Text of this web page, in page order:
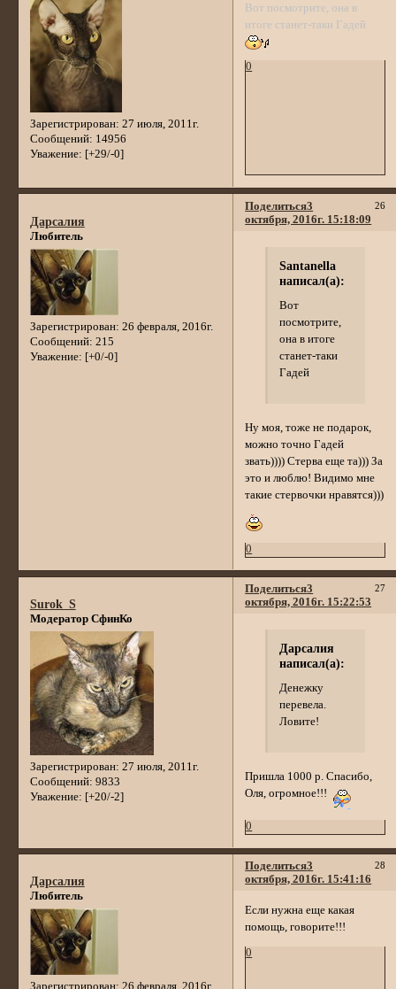
Зарегистрирован: 27 июля, 2011г.
Сообщений: 14956
Уважение: [+29/-0]
Вот посмотрите, она в
итоге станет-таки Гадей
0
Поделиться 26
3
октября, 2016г. 15:18:09
Дарсалия
Любитель
Зарегистрирован: 26 февраля, 2016г.
Сообщений: 215
Уважение: [+0/-0]
Santanella
написал(а):
Вот
посмотрите,
она в итоге
станет-таки
Гадей
Ну моя, тоже не подарок,
можно точно Гадей
звать)))) Стерва еще та))) За
это и люблю! Видимо мне
такие стервочки нравятся)))
0
Поделиться 27
3
октября, 2016г. 15:22:53
Surok_S
Модератор СфинКо
Зарегистрирован: 27 июля, 2011г.
Сообщений: 9833
Уважение: [+20/-2]
Дарсалия
написал(а):
Денежку
перевела.
Ловите!
Пришла 1000 р. Спасибо,
Оля, огромное!!!
0
Поделиться 28
3
октября, 2016г. 15:41:16
Дарсалия
Любитель
Если нужна еще какая
помощь, говорите!!!
0